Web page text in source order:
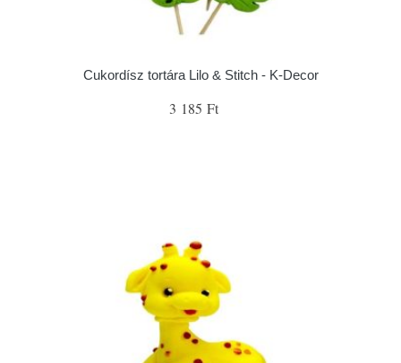
Cukordísz tortára Lilo & Stitch - K-Decor
3 185 Ft